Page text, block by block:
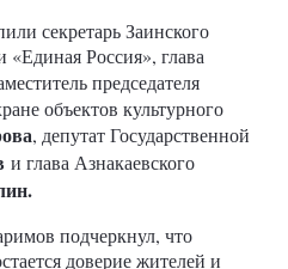
секретарь Заинского
«Единая Россия», глава
председателя
объектов культурного
, депутат Государственной
и глава Азнакаевского
подчеркнул, что
доверие жителей и